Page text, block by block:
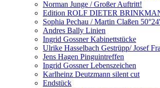
Norman Junge / Großer Auftritt!
Edition ROLF DIETER
Sophia Pechau / Martin Claßen
Andres Bally Linien
Ingrid Gossner Kabinettstücke
Ulrike Hasselbach Gestrüpp/ Josef
Jens Hagen Pinguintreffen
Ingrid Gossner Lebenszeichen
Karlheinz Deutzmann silent cut
Endstück